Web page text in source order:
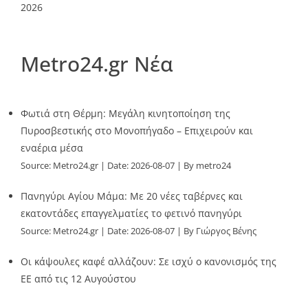
2026
Metro24.gr Νέα
Φωτιά στη Θέρμη: Μεγάλη κινητοποίηση της
Πυροσβεστικής στο Μονοπήγαδο – Επιχειρούν και
εναέρια μέσα
Source: Metro24.gr Date: 2026-08-07 By metro24
Πανηγύρι Αγίου Μάμα: Με 20 νέες ταβέρνες και
εκατοντάδες επαγγελματίες το φετινό πανηγύρι
Source: Metro24.gr Date: 2026-08-07 By Γιώργος Βένης
Οι κάψουλες καφέ αλλάζουν: Σε ισχύ ο κανονισμός της
ΕΕ από τις 12 Αυγούστου